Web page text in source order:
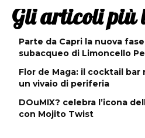
Gli articoli più
Parte da Capri la nuova
subacqueo di Limoncello
Flor de Maga: il cocktail bar
un vivaio di periferia
DOuMIX? celebra l’icona
con Mojito Twist